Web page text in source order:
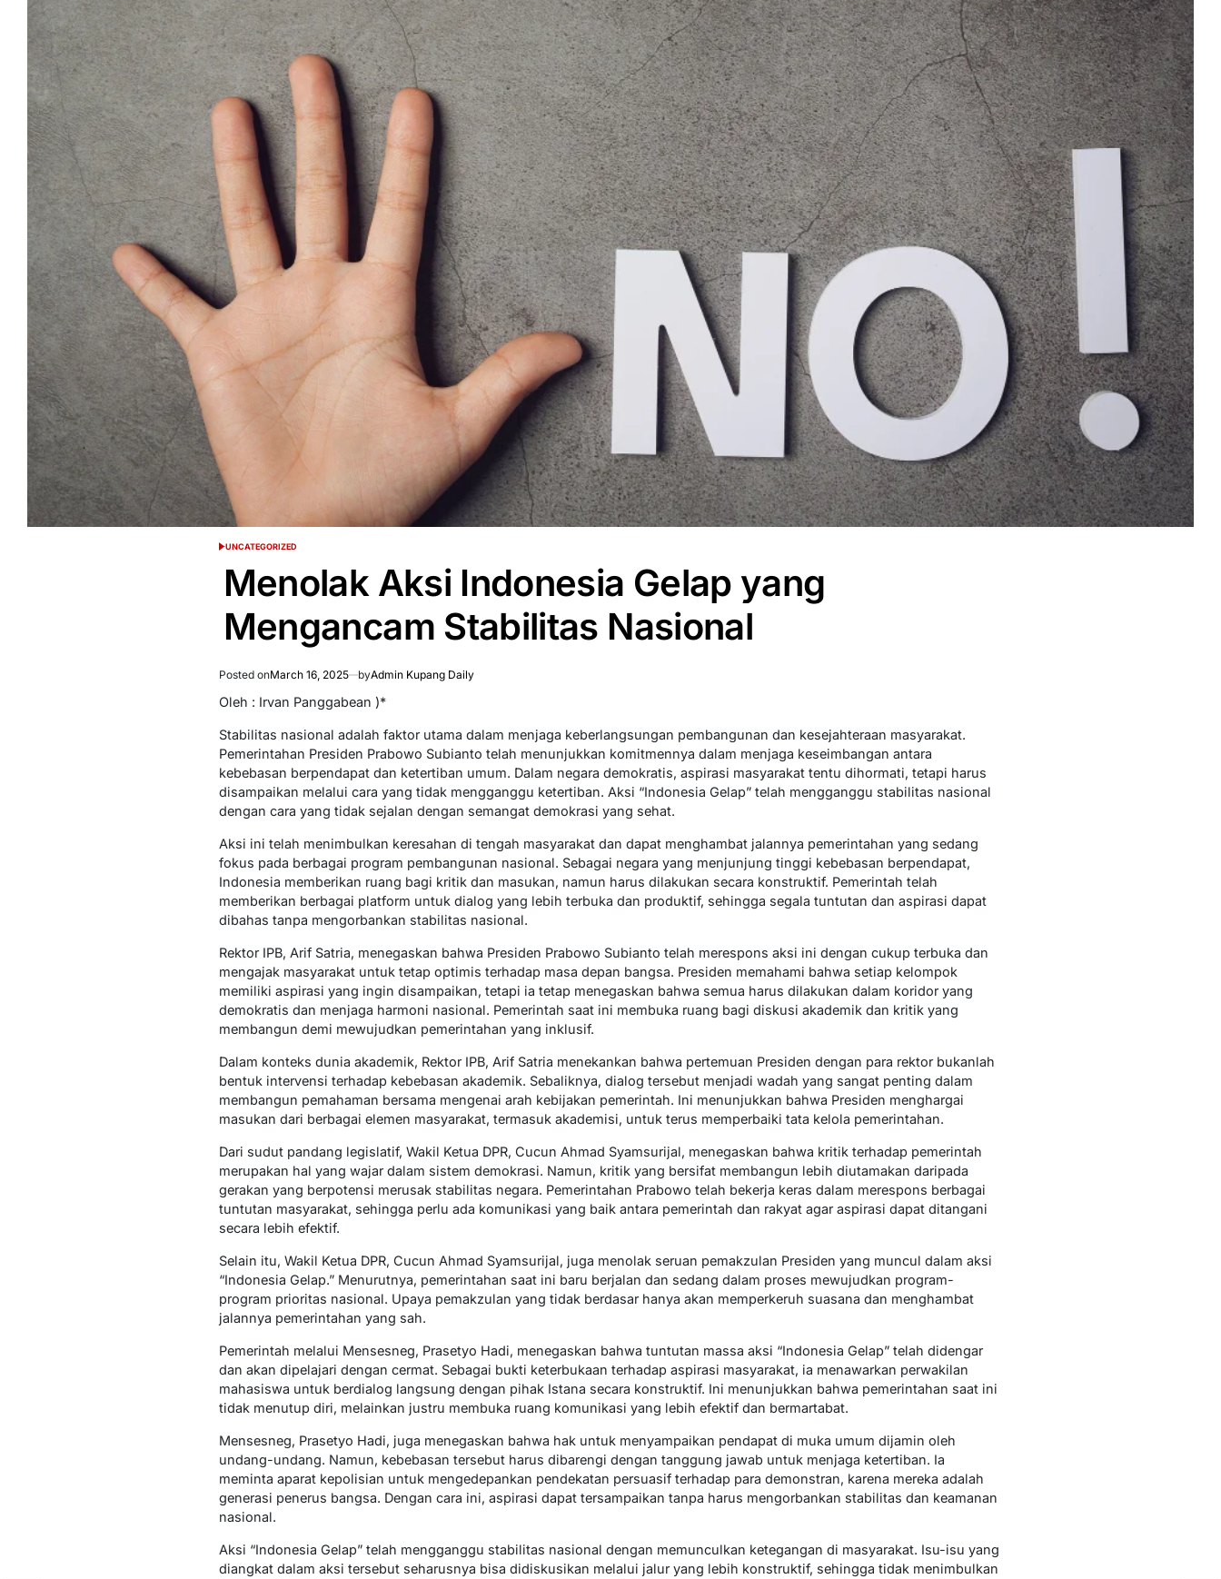
POSTED
UNCATEGORIZED
Menolak Aksi Indonesia Gelap yang
Mengancam Stabilitas Nasional
Posted onMarch 16, 2025 byAdmin Kupang Daily
Oleh : Irvan Panggabean )*
Stabilitas nasional adalah faktor utama dalam menjaga keberlangsungan pembangunan dan kesejahteraan masyarakat.
Pemerintahan Presiden Prabowo Subianto telah menunjukkan komitmennya dalam menjaga keseimbangan antara
kebebasan berpendapat dan ketertiban umum. Dalam negara demokratis, aspirasi masyarakat tentu dihormati, tetapi harus
disampaikan melalui cara yang tidak mengganggu ketertiban. Aksi “Indonesia Gelap” telah mengganggu stabilitas nasional
dengan cara yang tidak sejalan dengan semangat demokrasi yang sehat.
Aksi ini telah menimbulkan keresahan di tengah masyarakat dan dapat menghambat jalannya pemerintahan yang sedang
fokus pada berbagai program pembangunan nasional. Sebagai negara yang menjunjung tinggi kebebasan berpendapat,
Indonesia memberikan ruang bagi kritik dan masukan, namun harus dilakukan secara konstruktif. Pemerintah telah
memberikan berbagai platform untuk dialog yang lebih terbuka dan produktif, sehingga segala tuntutan dan aspirasi dapat
dibahas tanpa mengorbankan stabilitas nasional.
Rektor IPB, Arif Satria, menegaskan bahwa Presiden Prabowo Subianto telah merespons aksi ini dengan cukup terbuka dan
mengajak masyarakat untuk tetap optimis terhadap masa depan bangsa. Presiden memahami bahwa setiap kelompok
memiliki aspirasi yang ingin disampaikan, tetapi ia tetap menegaskan bahwa semua harus dilakukan dalam koridor yang
demokratis dan menjaga harmoni nasional. Pemerintah saat ini membuka ruang bagi diskusi akademik dan kritik yang
membangun demi mewujudkan pemerintahan yang inklusif.
Dalam konteks dunia akademik, Rektor IPB, Arif Satria menekankan bahwa pertemuan Presiden dengan para rektor bukanlah
bentuk intervensi terhadap kebebasan akademik. Sebaliknya, dialog tersebut menjadi wadah yang sangat penting dalam
membangun pemahaman bersama mengenai arah kebijakan pemerintah. Ini menunjukkan bahwa Presiden menghargai
masukan dari berbagai elemen masyarakat, termasuk akademisi, untuk terus memperbaiki tata kelola pemerintahan.
Dari sudut pandang legislatif, Wakil Ketua DPR, Cucun Ahmad Syamsurijal, menegaskan bahwa kritik terhadap pemerintah
merupakan hal yang wajar dalam sistem demokrasi. Namun, kritik yang bersifat membangun lebih diutamakan daripada
gerakan yang berpotensi merusak stabilitas negara. Pemerintahan Prabowo telah bekerja keras dalam merespons berbagai
tuntutan masyarakat, sehingga perlu ada komunikasi yang baik antara pemerintah dan rakyat agar aspirasi dapat ditangani
secara lebih efektif.
Selain itu, Wakil Ketua DPR, Cucun Ahmad Syamsurijal, juga menolak seruan pemakzulan Presiden yang muncul dalam aksi
“Indonesia Gelap.” Menurutnya, pemerintahan saat ini baru berjalan dan sedang dalam proses mewujudkan program-
program prioritas nasional. Upaya pemakzulan yang tidak berdasar hanya akan memperkeruh suasana dan menghambat
jalannya pemerintahan yang sah.
Pemerintah melalui Mensesneg, Prasetyo Hadi, menegaskan bahwa tuntutan massa aksi “Indonesia Gelap” telah didengar
dan akan dipelajari dengan cermat. Sebagai bukti keterbukaan terhadap aspirasi masyarakat, ia menawarkan perwakilan
mahasiswa untuk berdialog langsung dengan pihak Istana secara konstruktif. Ini menunjukkan bahwa pemerintahan saat ini
tidak menutup diri, melainkan justru membuka ruang komunikasi yang lebih efektif dan bermartabat.
Mensesneg, Prasetyo Hadi, juga menegaskan bahwa hak untuk menyampaikan pendapat di muka umum dijamin oleh
undang-undang. Namun, kebebasan tersebut harus dibarengi dengan tanggung jawab untuk menjaga ketertiban. Ia
meminta aparat kepolisian untuk mengedepankan pendekatan persuasif terhadap para demonstran, karena mereka adalah
generasi penerus bangsa. Dengan cara ini, aspirasi dapat tersampaikan tanpa harus mengorbankan stabilitas dan keamanan
nasional.
Aksi “Indonesia Gelap” telah mengganggu stabilitas nasional dengan memunculkan ketegangan di masyarakat. Isu-isu yang
diangkat dalam aksi tersebut seharusnya bisa didiskusikan melalui jalur yang lebih konstruktif, sehingga tidak menimbulkan